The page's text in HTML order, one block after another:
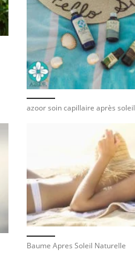
azoor soin capillaire après soleil
Baume Apres Soleil Naturelle